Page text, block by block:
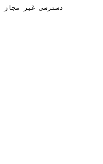
دسترسی غیر مجاز